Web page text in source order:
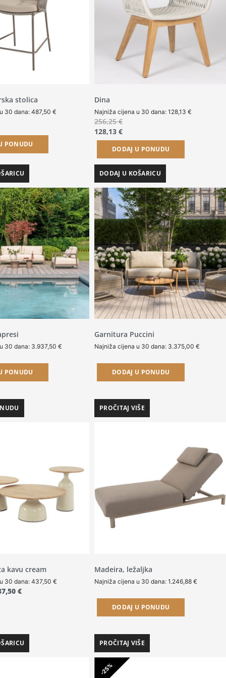
stolica
30 dana:487,50€
PONUDU
Dina
Najniža cijena u 30 dana:128,13€
256,25€
128,13€
DODAJ U PONUDU
DODAJ U KOŠARICU
30 dana: 3.937,50€
PONUDU
Garnitura Puccini
Najniža cijena u 30 dana: 3.375,00€
DODAJ U PONUDU
PROČITAJ VIŠE
kavu cream
30 dana:437,50€
€
Madeira, ležaljka
Najniža cijena u 30 dana:1.246,88€
DODAJ U PONUDU
PROČITAJ VIŠE
-25%